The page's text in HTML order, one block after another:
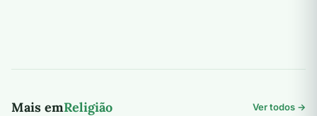
Mais emReligião Ver todos →